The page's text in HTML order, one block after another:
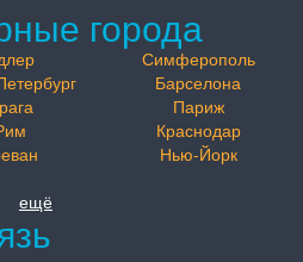
города
Симферополь
Барселона
Париж
Краснодар
Нью-Йорк
ещё